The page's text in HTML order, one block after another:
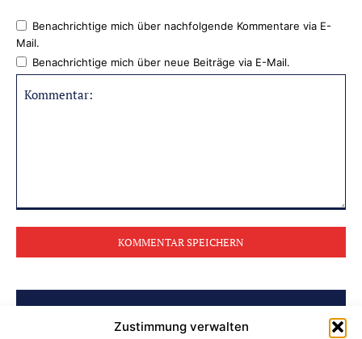
Zustimmung verwalten
Benachrichtige mich über nachfolgende Kommentare via E-
Mail.
Benachrichtige mich über neue Beiträge via E-Mail.
BELIEBTE BEITRÄGE